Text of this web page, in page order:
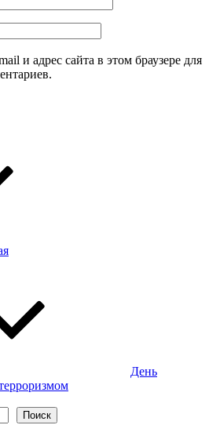
и адрес сайта в этом браузере для
Предыдущая
День
Следующая
Поиск